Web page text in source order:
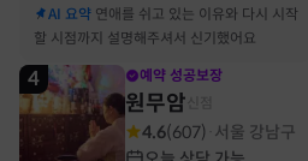
AI 요약 연애를 쉬고 있는 이유와 다시 시작
할 시점까지 설명해주셔서 신기했어요
4 예약 성공보장
원무암
4.6(607) 서울 강남구